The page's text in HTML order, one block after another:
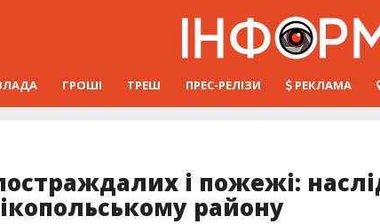
ГРОШІ ТРЕШ ПРЕС-РЕЛІЗИ РЕКЛАМА
і пожежі:
району